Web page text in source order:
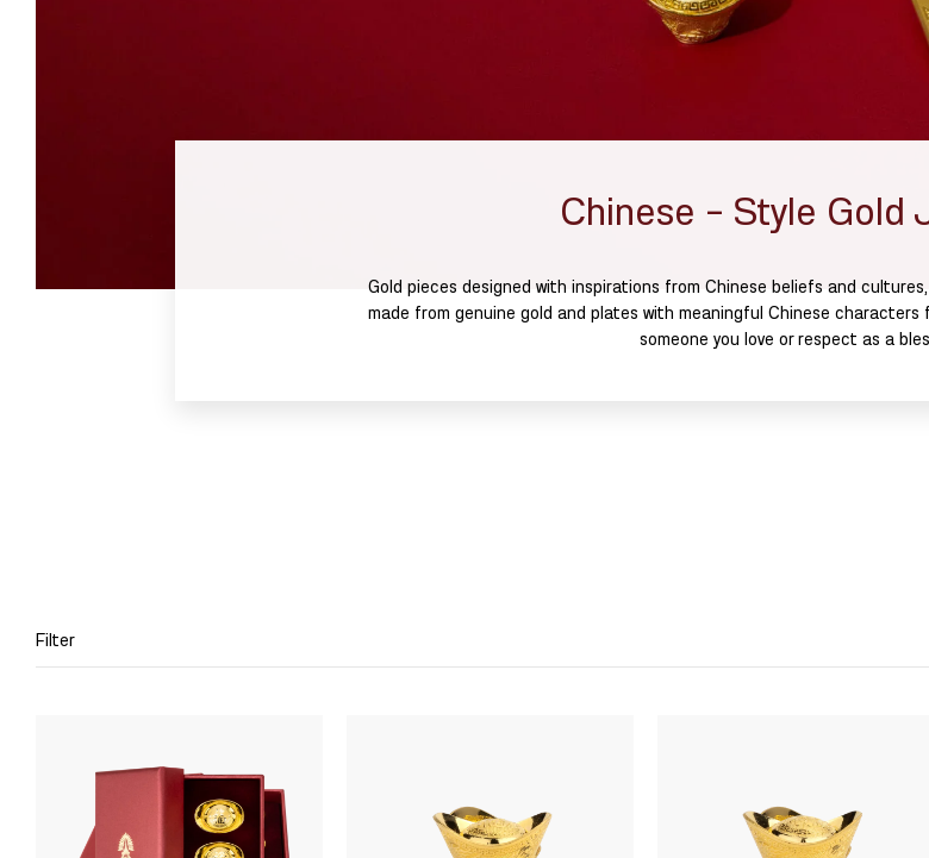
Chinese - Style Gold
Gold pieces designed with inspirations from Chinese beliefs and
made from genuine gold and plates with meaningful Chinese
someone you love or respect as a
Filter